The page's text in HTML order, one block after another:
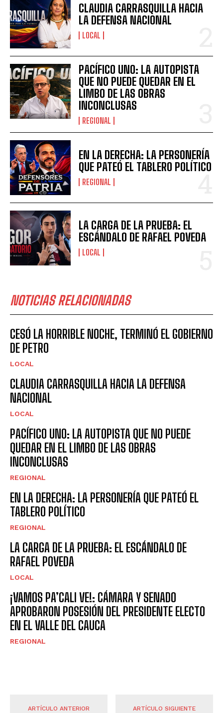
CLAUDIA CARRASQUILLA HACIA
LA DEFENSA NACIONAL
LOCAL
PACÍFICO UNO: LA AUTOPISTA
QUE NO PUEDE QUEDAR EN EL
LIMBO DE LAS OBRAS
INCONCLUSAS
REGIONAL
EN LA DERECHA: LA PERSONERÍA
QUE PATEÓ EL TABLERO POLÍTICO
REGIONAL
LA CARGA DE LA PRUEBA: EL
ESCÁNDALO DE RAFAEL POVEDA
LOCAL
NOTICIAS RELACIONADAS
CESÓ LA HORRIBLE NOCHE, TERMINÓ EL GOBIERNO
DE PETRO
LOCAL
CLAUDIA CARRASQUILLA HACIA LA DEFENSA
NACIONAL
LOCAL
PACÍFICO UNO: LA AUTOPISTA QUE NO PUEDE
QUEDAR EN EL LIMBO DE LAS OBRAS
INCONCLUSAS
REGIONAL
EN LA DERECHA: LA PERSONERÍA QUE PATEÓ EL
TABLERO POLÍTICO
REGIONAL
LA CARGA DE LA PRUEBA: EL ESCÁNDALO DE
RAFAEL POVEDA
LOCAL
¡VAMOS PA’CALI VE!: CÁMARA Y SENADO
APROBARON POSESIÓN DEL PRESIDENTE ELECTO
EN EL VALLE DEL CAUCA
REGIONAL
ARTÍCULO ANTERIOR ARTÍCULO SIGUIENTE